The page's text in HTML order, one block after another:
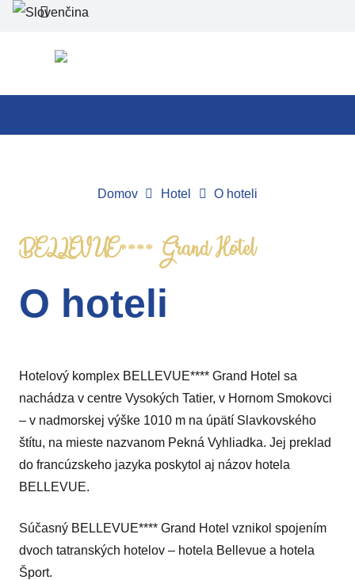
Domov Hotel O hoteli
BELLEVUE**** Grand Hotel
O hoteli
Hotelový komplex BELLEVUE**** Grand Hotel sa
nachádza v centre Vysokých Tatier, v Hornom Smokovci
– v nadmorskej výške 1010 m na úpätí Slavkovského
štítu, na mieste nazvanom Pekná Vyhliadka. Jej preklad
do francúzskeho jazyka poskytol aj názov hotela
BELLEVUE.
Súčasný BELLEVUE**** Grand Hotel vznikol spojením
dvoch tatranských hotelov – hotela Bellevue a hotela
Šport.